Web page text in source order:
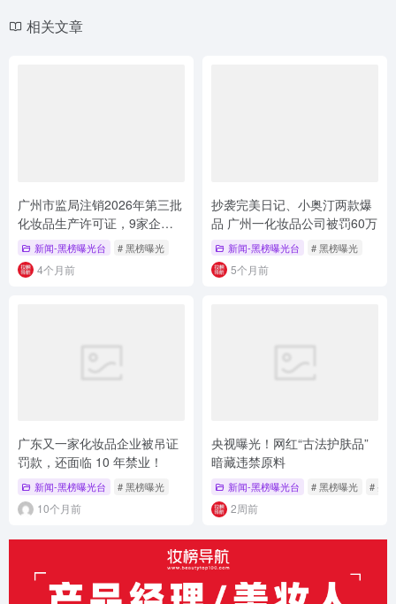
相关文章
广州市监局注销2026年第三批
化妆品生产许可证，9家企业
退出新闻-黑榜曝光台 # 黑榜曝光
4个月前
抄袭完美日记、小奥汀两款爆
品 广州一化妆品公司被罚60万
新闻-黑榜曝光台 # 黑榜曝光
5个月前
广东又一家化妆品企业被吊证
罚款，还面临 10 年禁业！
新闻-黑榜曝光台 # 黑榜曝光
10个月前
央视曝光！网红“古法护肤品”
暗藏违禁原料
新闻-黑榜曝光台 # 黑榜曝光 # 央
2周前